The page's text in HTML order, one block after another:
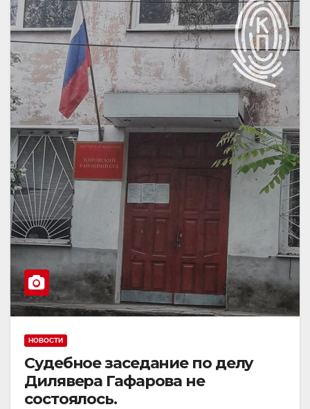
НОВОСТИ
Судебное заседание по делу
Дилявера Гафарова не
состоялось.